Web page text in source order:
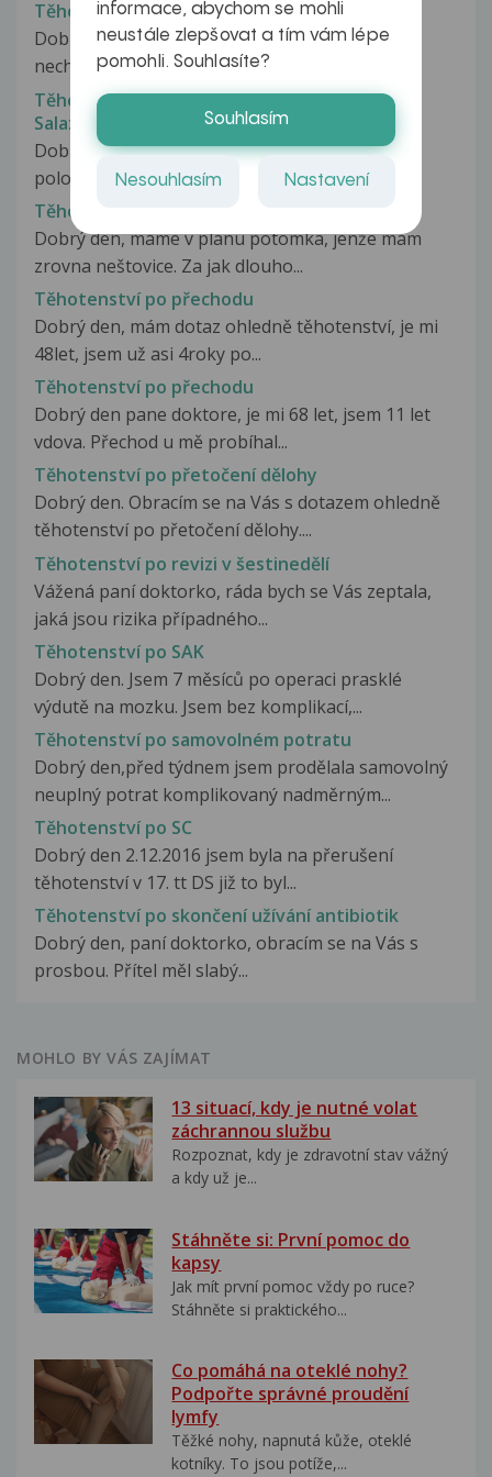
Těhotenství po použití Escapelle
Dobrý den, je mi 16 let, dne 6.6. jsem měla
nechráněný pohl.styk a po 33h jsem...
Těhotenství po Prednisonu a po/se
Salazopyrinem
Dobrý den, chtěla jsem se zeptat. Do letošní
poloviny září jsem brala dva...
Těhotenství po prodělaných neštovicích
Dobrý den, máme v plánu potomka, jenže mám
zrovna neštovice. Za jak dlouho...
Těhotenství po přechodu
Dobrý den, mám dotaz ohledně těhotenství, je mi
48let, jsem už asi 4roky po...
Těhotenství po přechodu
Dobrý den pane doktore, je mi 68 let, jsem 11 let
vdova. Přechod u mě probíhal...
Těhotenství po přetočení dělohy
Dobrý den. Obracím se na Vás s dotazem ohledně
těhotenství po přetočení dělohy....
Těhotenství po revizi v šestinedělí
Vážená paní doktorko, ráda bych se Vás zeptala,
jaká jsou rizika případného...
Těhotenství po SAK
Dobrý den. Jsem 7 měsíců po operaci prasklé
výdutě na mozku. Jsem bez komplikací,...
Těhotenství po samovolném potratu
Dobrý den,před týdnem jsem prodělala samovolný
neuplný potrat komplikovaný nadměrným...
Těhotenství po SC
Dobrý den 2.12.2016 jsem byla na přerušení
těhotenství v 17. tt DS již to byl...
Těhotenství po skončení užívání antibiotik
Dobrý den, paní doktorko, obracím se na Vás s
prosbou. Přítel měl slabý...
MOHLO BY VÁS ZAJÍMAT
13 situací, kdy je nutné volat
záchrannou službu
Rozpoznat, kdy je zdravotní stav vážný
a kdy už je...
Stáhněte si: První pomoc do
kapsy
Jak mít první pomoc vždy po ruce?
Stáhněte si praktického...
Co pomáhá na oteklé nohy?
Podpořte správné proudění
lymfy
Těžké nohy, napnutá kůže, oteklé
kotníky. To jsou potíže,...
informace, abychom se mohli
neustále zlepšovat a tím vám lépe
pomohli. Souhlasíte?
Souhlasím
Nesouhlasím Nastavení